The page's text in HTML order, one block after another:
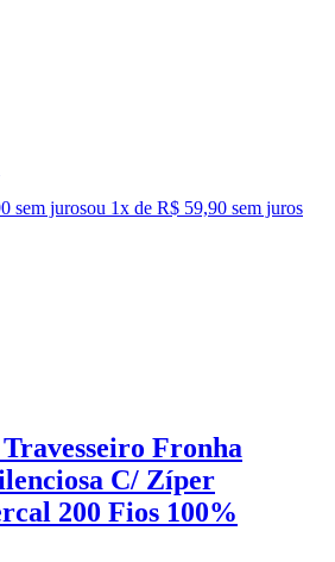
sem jurosou 1x de R$ 59,90 sem juros
Fronha
C/ Zíper
200 Fios 100%